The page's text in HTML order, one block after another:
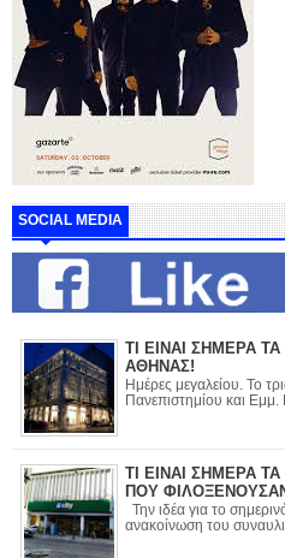
SOCIAL MEDIA
ΤΙ ΕΙΝΑΙ ΣΗΜΕΡΑ
ΑΘΗΝΑΣ!
Ημέρες μεγαλείου. Το
ΤΙ ΕΙΝΑΙ ΣΗΜΕΡΑ
ΠΟΥ
Την ιδέα για το
ανακοίνωση του